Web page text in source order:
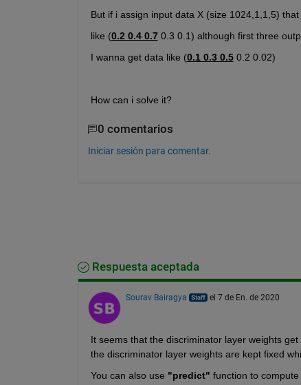
But if i assign input data X (size 1024,1,1,5)
like (0.2 0.4 0.7 0.3 0.1) although first three
I wanna get data like (0.1 0.3 0.5 0.2 0.02)
How can i solve it?
0 comentarios
Iniciar sesión para comentar.
Respuesta aceptada
Sourav Bairagya el 7 de En. de 2020
It seems that the discriminator layer weights
the discriminator layer weights are kept fixed
You can also use "predict" function to